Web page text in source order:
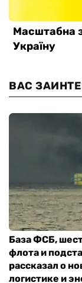
ВАС
База ФСБ,
флота и
рассказал о
логистике и